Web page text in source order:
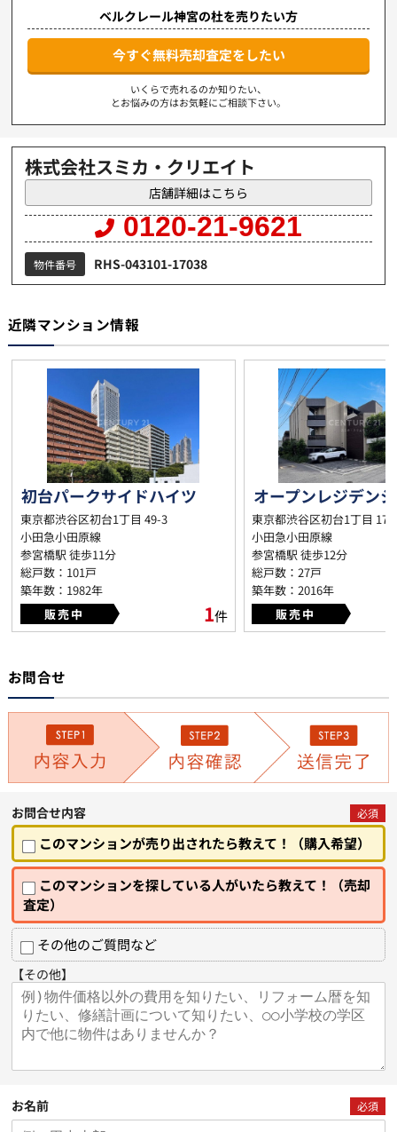
ベルクレール神宮の杜を売りたい方
今すぐ無料売却査定をしたい
いくらで売れるのか知りたい、
とお悩みの方はお気軽にご相談下さい。
株式会社スミカ・クリエイト
店舗詳細はこちら
0120-21-9621
物件番号 RHS-043101-17038
近隣マンション情報
初台パークサイドハイツ
東京都渋谷区初台1丁目 49-3
小田急小田原線
参宮橋駅 徒歩11分
総戸数：101戸
築年数：1982年
販売中
1件
オープンレジデン
東京都渋谷区初台1丁目 17-
小田急小田原線
参宮橋駅 徒歩12分
総戸数：27戸
築年数：2016年
販売中
お問合せ
お問合せ内容 必須
このマンションが売り出されたら教えて！（購入希望）
このマンションを探している人がいたら教えて！（売却
査定）
その他のご質問など
【その他】
お名前 必須